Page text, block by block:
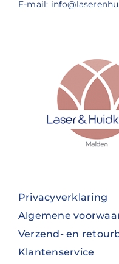
E-mail:
Privacyverklaring
Algemene
Verzend- en
Klantenservice